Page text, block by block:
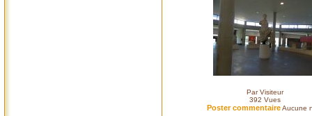
Par Visiteur
392 Vues
Poster commentaireAucune